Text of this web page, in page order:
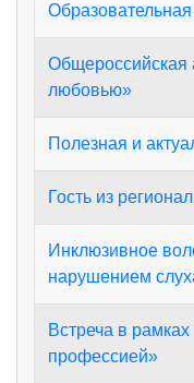
Общероссийская
любовью»
Полезная и
Гость из
Инклюзивное
нарушением
Встреча в
профессией»